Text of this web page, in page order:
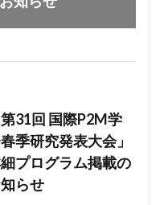
第31回 国際P2M学
季研究発表大会」
プログラム掲載の
らせ